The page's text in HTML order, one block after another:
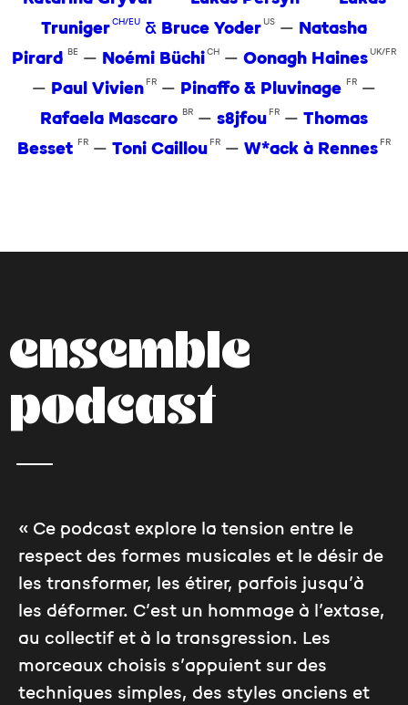
TrunigerCH/EU & Bruce YoderUS — Natasha
Pirard BE — Noémi BüchiCH — Oonagh HainesUK/FR
— Paul VivienFR — Pinaffo & Pluvinage FR —
Rafaela Mascaro BR — s8jfouFR — Thomas
Besset FR — Toni CaillouFR — W*ack à RennesFR
ensemble
podcast
« Ce podcast explore la tension entre le
respect des formes musicales et le désir de
les transformer, les étirer, parfois jusqu’à
les déformer. C’est un hommage à l’extase,
au collectif et à la transgression. Les
morceaux choisis s’appuient sur des
techniques simples, des styles anciens et